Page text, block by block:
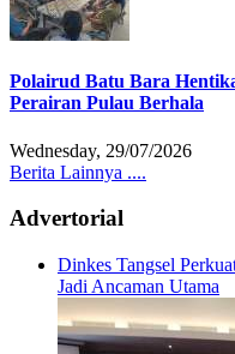
Polairud Batu Bara
Perairan Pulau Berhala
Wednesday, 29/07/2026
Berita Lainnya ....
Advertorial
Dinkes Tangsel
Jadi Ancaman Utama